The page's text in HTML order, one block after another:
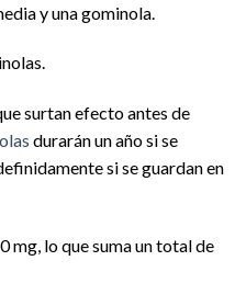
y una gominola.
surtan efecto antes de
durarán un año si se
si se guardan en
mg, lo que suma un total de